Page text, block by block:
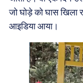
जो घोड़े को घास खिला
आइडिया आया।